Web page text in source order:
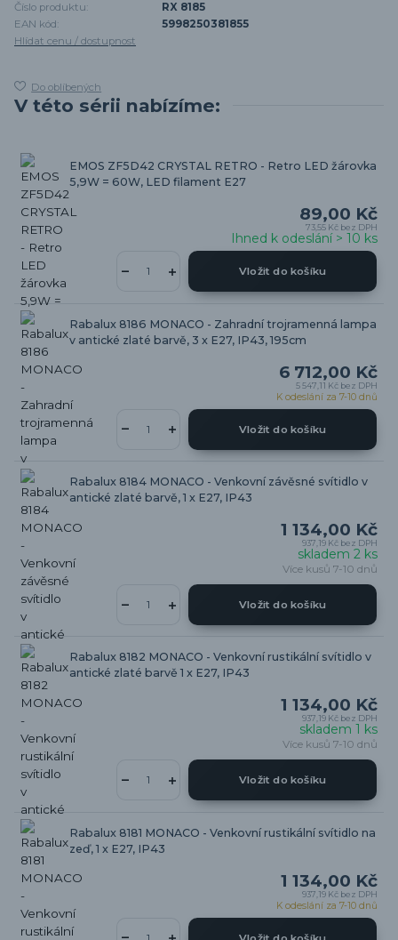
Číslo produktu:
RX 8185
EAN kód:
5998250381855
Hlídat cenu / dostupnost
Do oblíbených
V této sérii nabízíme:
EMOS ZF5D42 CRYSTAL RETRO - Retro LED žárovka
5,9W = 60W, LED filament E27
89,00 Kč
73,55 Kč bez DPH
Ihned k odeslání > 10 ks
Vložit do košíku
Rabalux 8186 MONACO - Zahradní trojramenná lampa
v antické zlaté barvě, 3 x E27, IP43, 195cm
6 712,00 Kč
5 547,11 Kč bez DPH
K odeslání za 7-10 dnů
Vložit do košíku
Rabalux 8184 MONACO - Venkovní závěsné svítidlo v
antické zlaté barvě, 1 x E27, IP43
1 134,00 Kč
937,19 Kč bez DPH
skladem 2 ks
Více kusů 7-10 dnů
Vložit do košíku
Rabalux 8182 MONACO - Venkovní rustikální svítidlo v
antické zlaté barvě 1 x E27, IP43
1 134,00 Kč
937,19 Kč bez DPH
skladem 1 ks
Více kusů 7-10 dnů
Vložit do košíku
Rabalux 8181 MONACO - Venkovní rustikální svítidlo na
zeď, 1 x E27, IP43
1 134,00 Kč
937,19 Kč bez DPH
K odeslání za 7-10 dnů